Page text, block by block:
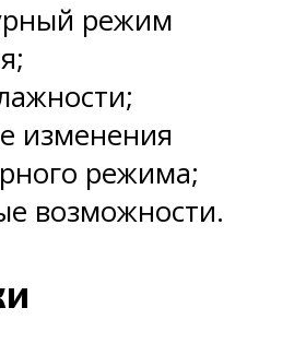
режим
изменения
режима;
возможности.